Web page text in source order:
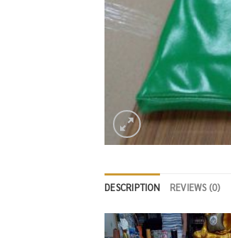
DESCRIPTION REVIEWS (0)